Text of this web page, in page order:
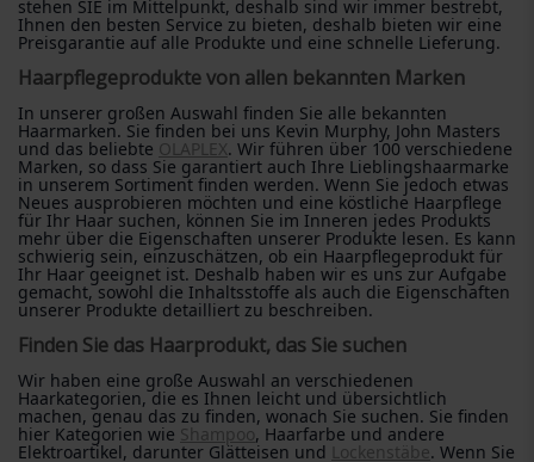
stehen SIE im Mittelpunkt, deshalb sind wir immer bestrebt,
Ihnen den besten Service zu bieten, deshalb bieten wir eine
Preisgarantie auf alle Produkte und eine schnelle Lieferung.
Haarpflegeprodukte von allen bekannten Marken
In unserer großen Auswahl finden Sie alle bekannten
Haarmarken. Sie finden bei uns Kevin Murphy, John Masters
und das beliebte OLAPLEX. Wir führen über 100 verschiedene
Marken, so dass Sie garantiert auch Ihre Lieblingshaarmarke
in unserem Sortiment finden werden. Wenn Sie jedoch etwas
Neues ausprobieren möchten und eine köstliche Haarpflege
für Ihr Haar suchen, können Sie im Inneren jedes Produkts
mehr über die Eigenschaften unserer Produkte lesen. Es kann
schwierig sein, einzuschätzen, ob ein Haarpflegeprodukt für
Ihr Haar geeignet ist. Deshalb haben wir es uns zur Aufgabe
gemacht, sowohl die Inhaltsstoffe als auch die Eigenschaften
unserer Produkte detailliert zu beschreiben.
Finden Sie das Haarprodukt, das Sie suchen
Wir haben eine große Auswahl an verschiedenen
Haarkategorien, die es Ihnen leicht und übersichtlich
machen, genau das zu finden, wonach Sie suchen. Sie finden
hier Kategorien wie Shampoo, Haarfarbe und andere
Elektroartikel, darunter Glätteisen und Lockenstäbe. Wenn Sie